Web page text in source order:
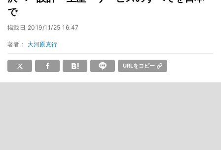
で
掲載日 2019/11/25 16:47
著者： 大河原克行
URLをコピー